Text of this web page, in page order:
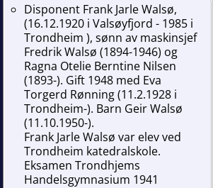
Disponent Frank Jarle Walsø,
(16.12.1920 i Valsøyfjord - 1985 i
Trondheim ), sønn av maskinsjef
Fredrik Walsø (1894-1946) og
Ragna Otelie Berntine Nilsen
(1893-). Gift 1948 med Eva
Torgerd Rønning (11.2.1928 i
Trondheim-). Barn Geir Walsø
(11.10.1950-).
Frank Jarle Walsø var elev ved
Trondheim katedralskole.
Eksamen Trondhjems
Handelsgymnasium 1941